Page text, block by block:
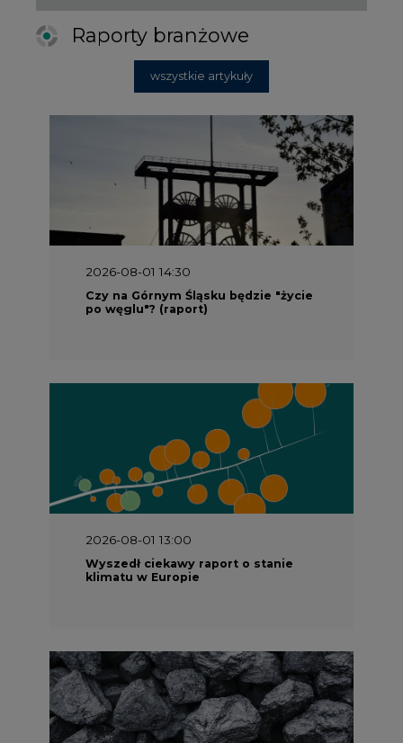
2026-08-01 14:30
Czy na Górnym Śląsku będzie "życie
po węglu"? (raport)
2026-08-01 13:00
Wyszedł ciekawy raport o stanie
klimatu w Europie
2026-07-09 10:30